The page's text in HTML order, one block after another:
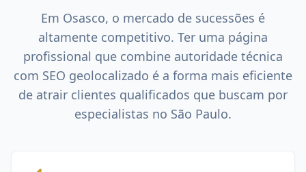
Em Osasco, o mercado de sucessões é
altamente competitivo. Ter uma página
profissional que combine autoridade técnica
com SEO geolocalizado é a forma mais eficiente
de atrair clientes qualificados que buscam por
especialistas no São Paulo.